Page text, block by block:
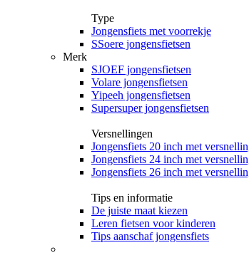
Type
Jongensfiets met voorrekje
SSoere jongensfietsen
Merk
SJOEF jongensfietsen
Volare jongensfietsen
Yipeeh jongensfietsen
Supersuper jongensfietsen
Versnellingen
Jongensfiets 20 inch met
Jongensfiets 24 inch met
Jongensfiets 26 inch met
Tips en informatie
De juiste maat kiezen
Leren fietsen voor kinderen
Tips aanschaf jongensfiets